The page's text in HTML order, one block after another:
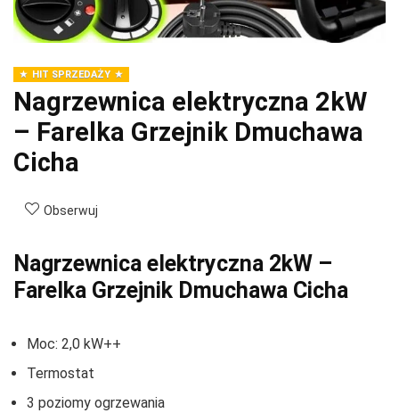
HIT SPRZEDAŻY
Nagrzewnica elektryczna 2kW
– Farelka Grzejnik Dmuchawa
Cicha
Obserwuj
Nagrzewnica elektryczna 2kW –
Farelka Grzejnik Dmuchawa Cicha
Moc: 2,0 kW++
Termostat
3 poziomy ogrzewania